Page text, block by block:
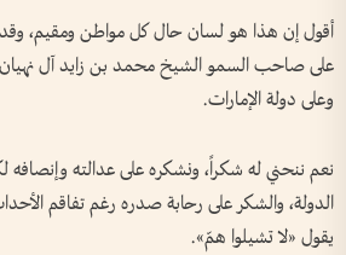
أقول إن هذا هو لسان حال كل مواطن ومقيم، وقد
على صاحب السمو الشيخ محمد بن زايد آل
وعلى دولة الإمارات.
نعم ننحني له شكراً، ونشكره على عدالته
الدولة، والشكر على رحابة صدره رغم تفاقم
يقول «لا تشيلوا همّ».